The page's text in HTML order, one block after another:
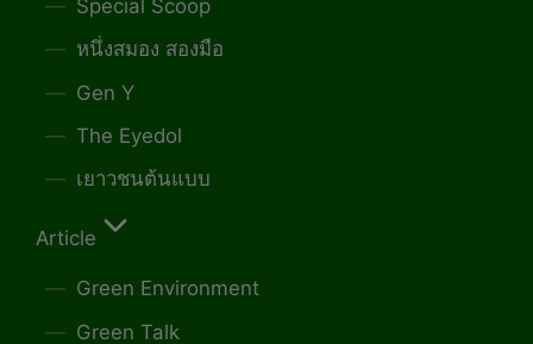
Special Scoop
หนึ่งสมอง สองมือ
Gen Y
The Eyedol
เยาวชนต้นแบบ
Article
Green Environment
Green Talk